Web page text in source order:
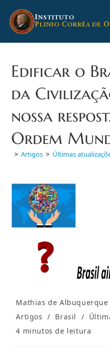
para
INSTITUTO
PLINIO CORRÊA DE O
Edificar o
da
nossa
Ordem
> Artigos > Últimas
Autor
post:
Mathias de Albuquerque
Categoria
post:
Artigos / Brasil /
Tempo
4 minutos de leitura